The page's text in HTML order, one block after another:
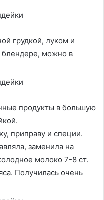
грудкой, луком и
блендере, можно в
продукты в большую
приправу и специи.
заменила на
молоко 7-8 ст.
Получилась очень